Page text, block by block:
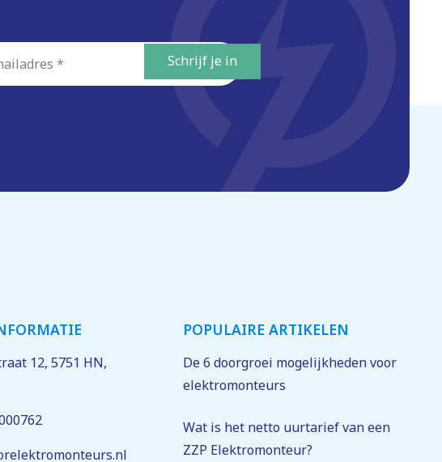
in de
12,5751 HN,
POPULAIRE ARTIKELEN
De 6 doorgroei mogelijkheden voor
elektromonteurs
Wat is het netto uurtarief van een
ZZP Elektromonteur?